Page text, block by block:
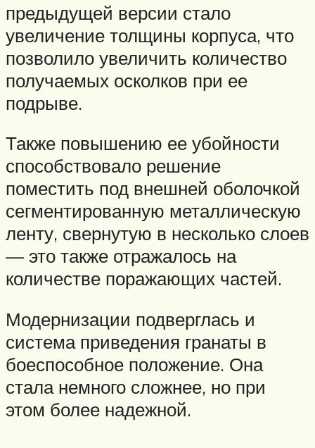
предыдущей версии стало
увеличение толщины корпуса, что
позволило увеличить количество
получаемых осколков при ее
подрыве.
Также повышению ее убойности
способствовало решение
поместить под внешней оболочкой
сегментированную металлическую
ленту, свернутую в несколько слоев
— это также отражалось на
количестве поражающих частей.
Модернизации подверглась и
система приведения гранаты в
боеспособное положение. Она
стала немного сложнее, но при
этом более надежной.